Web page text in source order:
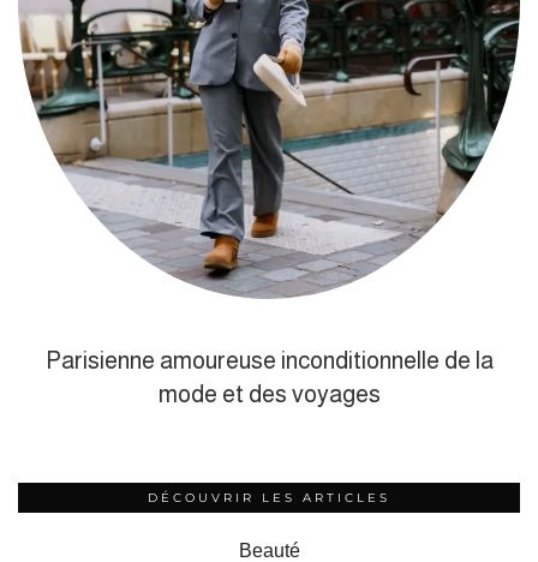
Parisienne amoureuse inconditionnelle de la
mode et des voyages
DÉCOUVRIR LES ARTICLES
Beauté